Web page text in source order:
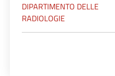
DIPARTIMENTO DELLE
RADIOLOGIE